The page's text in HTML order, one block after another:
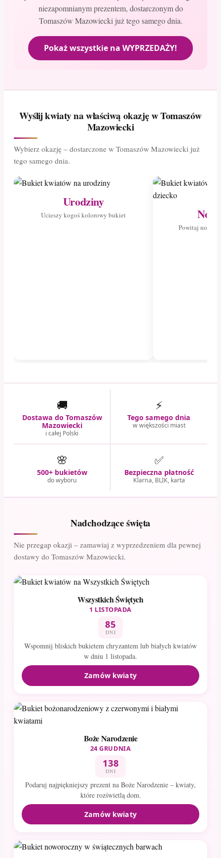
niezapomnianym prezentem, dostarczonym do
Tomaszów Mazowiecki już tego samego dnia.
Pokaż wszystkie na WYPRZEDAŻY!
Wyślij kwiaty na właściwą okazję w Tomaszów
Mazowiecki
Wybierz okazję – dostarczone w Tomaszów Mazowiecki już
tego samego dnia.
Urodziny
Ucieszy kogoś kolorowy bukiet
Powitaj
🚚
Dostawa do Tomaszów
Mazowiecki
i całej Polski
⚡
Tego samego dnia
w większości miast
🌸
500+ bukietów
do wyboru
✅
Bezpieczna płatność
Klarna, BLIK, karta
Nadchodzące święta
Nie przegap okazji – zamawiaj z wyprzedzeniem dla pewnej
dostawy do Tomaszów Mazowiecki.
Wszystkich Świętych
1 LISTOPADA
85
DNI
Wspomnij bliskich bukietem chryzantem lub białych kwiatów
w dniu 1 listopada.
Zamów kwiaty
Boże Narodzenie
24 GRUDNIA
138
DNI
Podaruj najpiękniejszy prezent na Boże Narodzenie – kwiaty,
które rozświetlą dom.
Zamów kwiaty